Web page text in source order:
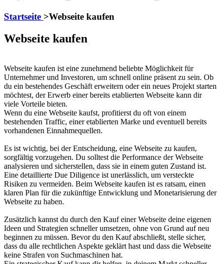
Startseite >Webseite kaufen
Webseite kaufen
Webseite kaufen ist eine zunehmend beliebte Möglichkeit für
Unternehmer und Investoren, um schnell online präsent zu sein. Ob
du ein bestehendes Geschäft erweitern oder ein neues Projekt starten
möchtest, der Erwerb einer bereits etablierten Webseite kann dir
viele Vorteile bieten.
Wenn du eine Webseite kaufst, profitierst du oft von einem
bestehenden Traffic, einer etablierten Marke und eventuell bereits
vorhandenen Einnahmequellen.
Es ist wichtig, bei der Entscheidung, eine Webseite zu kaufen,
sorgfältig vorzugehen. Du solltest die Performance der Webseite
analysieren und sicherstellen, dass sie in einem guten Zustand ist.
Eine detaillierte Due Diligence ist unerlässlich, um versteckte
Risiken zu vermeiden. Beim Webseite kaufen ist es ratsam, einen
klaren Plan für die zukünftige Entwicklung und Monetarisierung der
Webseite zu haben.
Zusätzlich kannst du durch den Kauf einer Webseite deine eigenen
Ideen und Strategien schneller umsetzen, ohne von Grund auf neu
beginnen zu müssen. Bevor du den Kauf abschließt, stelle sicher,
dass du alle rechtlichen Aspekte geklärt hast und dass die Webseite
keine Strafen von Suchmaschinen hat.